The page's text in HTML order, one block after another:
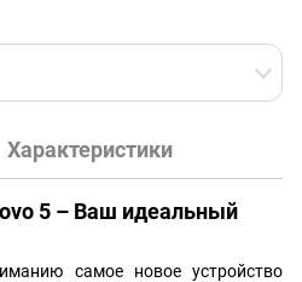
Характеристики
5 – Ваш идеальный
самое новое устройство